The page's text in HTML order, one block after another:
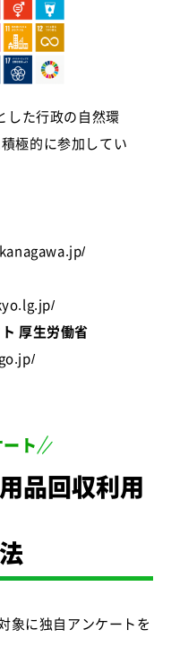
した行政の自然環
極的に参加してい
厚生労働省
ト
品回収利用
象に独自アンケートを